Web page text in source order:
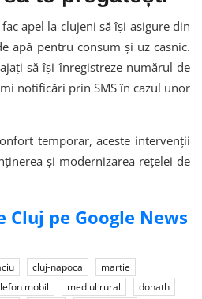
apel la clujeni să își asigure din
apă pentru consum și uz casnic.
să își înregistreze numărul de
notificări prin SMS în cazul unor
temporar, aceste intervenții
și modernizarea rețelei de
pe Google News
cluj-napoca
martie
mobil mediul rural
donath